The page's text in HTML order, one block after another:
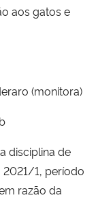
aos gatos e
(monitora)
disciplina de
2021/1, período
razão da